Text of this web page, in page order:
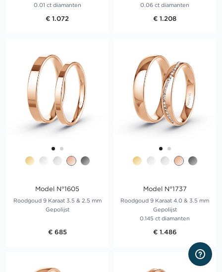
0.01 ct diamanten
€ 1.072
0.06 ct diamanten
€ 1.208
Model N°1605
Roodgoud 9 Karaat 3.5 & 2.5 mm
Gepolijst
€ 685
Model N°1737
Roodgoud 9 Karaat 4.0 & 3.5 mm
Gepolijst
0.145 ct diamanten
€ 1.486